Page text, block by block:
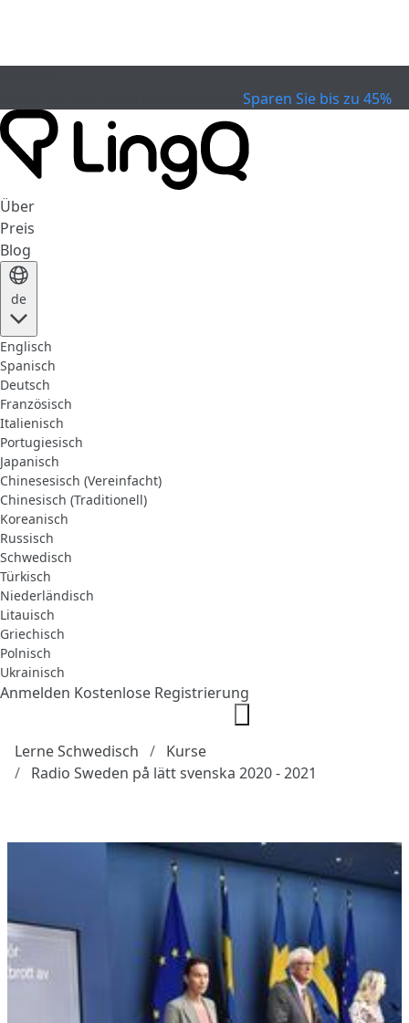
Sparen Sie bis zu 45%
Über
Preis
Blog
de
Englisch
Spanisch
Deutsch
Französisch
Italienisch
Portugiesisch
Japanisch
Chinesesisch (Vereinfacht)
Chinesisch (Traditionell)
Koreanisch
Russisch
Schwedisch
Türkisch
Niederländisch
Litauisch
Griechisch
Polnisch
Ukrainisch
Anmelden Kostenlose Registrierung
Lerne Schwedisch
Kurse
Radio Sweden på lätt svenska 2020 - 2021